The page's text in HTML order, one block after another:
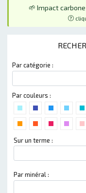
🌱 Impact
Par catégorie :
Par couleurs :
Sur un terme :
Par minéral :